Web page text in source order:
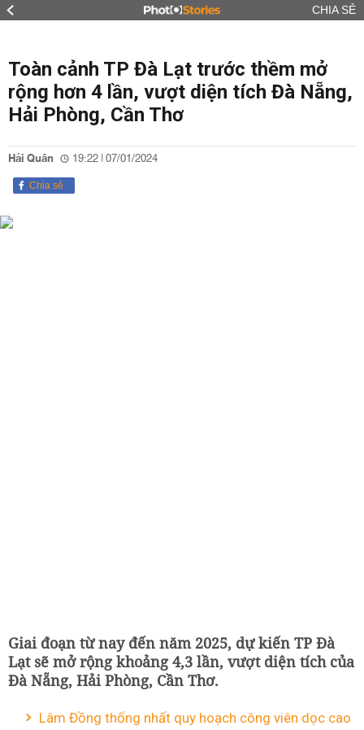
CHIA SẺ
Toàn cảnh TP Đà Lạt trước thềm mở
rộng hơn 4 lần, vượt diện tích Đà Nẵng,
Hải Phòng, Cần Thơ
Hải Quân 19:22 | 07/01/2024
Chia sẻ
Giai đoạn từ nay đến năm 2025, dự kiến TP Đà
Lạt sẽ mở rộng khoảng 4,3 lần, vượt diện tích của
Đà Nẵng, Hải Phòng, Cần Thơ.
Lâm Đồng thống nhất quy hoạch công viên dọc cao